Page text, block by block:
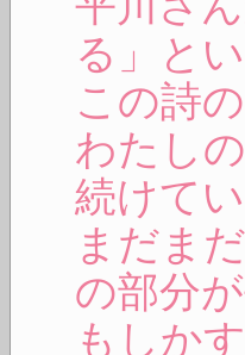
る」と
この詩
わたし
続けてい
まだま
の部分
もしか